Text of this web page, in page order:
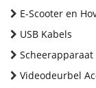
E-Scooter en
USB Kabels
Scheerapparaat
Videodeurbel